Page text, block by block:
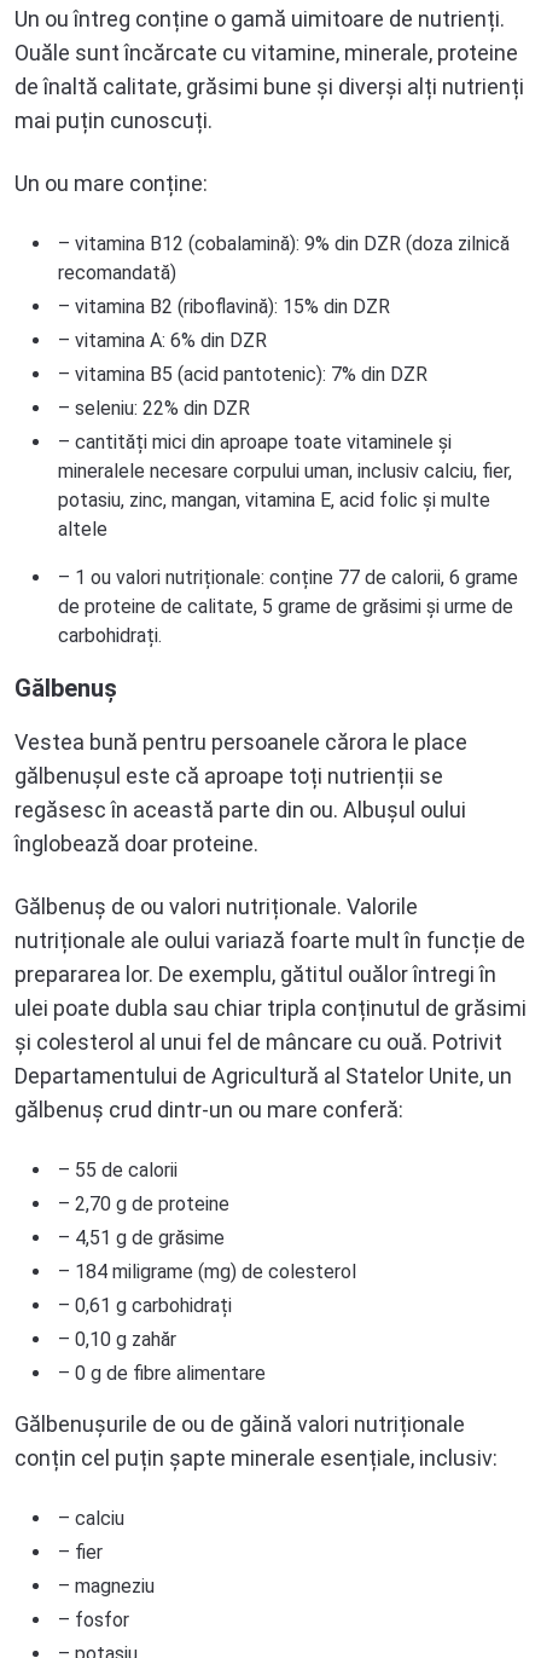
Un ou întreg conține o gamă uimitoare de nutrienți.
Ouăle sunt încărcate cu vitamine, minerale, proteine ​​
de înaltă calitate, grăsimi bune și diverși alți nutrienți
mai puțin cunoscuți.
Un ou mare conține:
– vitamina B12 (cobalamină): 9% din DZR (doza zilnică
recomandată)
– vitamina B2 (riboflavină): 15% din DZR
– vitamina A: 6% din DZR
– vitamina B5 (acid pantotenic): 7% din DZR
– seleniu: 22% din DZR
– cantități mici din aproape toate vitaminele și
mineralele necesare corpului uman, inclusiv calciu, fier,
potasiu, zinc, mangan, vitamina E, acid folic și multe
altele
– 1 ou valori nutriționale: conține 77 de calorii, 6 grame
de proteine ​​de calitate, 5 grame de grăsimi și urme de
carbohidrați.
Gălbenuș
Vestea bună pentru persoanele cărora le place
gălbenușul este că aproape toți nutrienții se
regăsesc în această parte din ou. Albușul oului
înglobează doar proteine.
Gălbenuș de ou valori nutriționale. Valorile
nutriționale ale oului variază foarte mult în funcție de
prepararea lor. De exemplu, gătitul ouălor întregi în
ulei poate dubla sau chiar tripla conținutul de grăsimi
și colesterol al unui fel de mâncare cu ouă. Potrivit
Departamentului de Agricultură al Statelor Unite, un
gălbenuș crud dintr-un ou mare conferă:
– 55 de calorii
– 2,70 g de proteine
– 4,51 g de grăsime
– 184 miligrame (mg) de colesterol
– 0,61 g carbohidrați
– 0,10 g zahăr
– 0 g de fibre alimentare
Gălbenușurile de ou de găină valori nutriționale
conțin cel puțin șapte minerale esențiale, inclusiv:
– calciu
– fier
– magneziu
– fosfor